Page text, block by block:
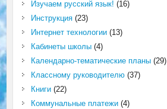
Изучаем русский язык! (16)
Инструкция(23)
Интернет технологии(13)
Кабинеты школы(4)
Календарно-тематические планы(29)
Классному руководителю(37)
Книги(22)
Коммунальные платежи(4)